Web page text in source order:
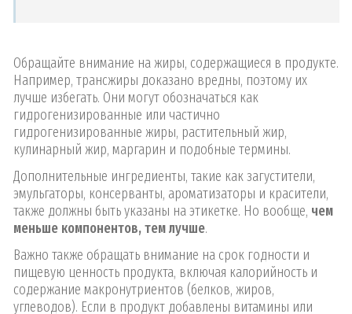
Обращайте внимание на жиры, содержащиеся в продукте.
Например, трансжиры доказано вредны, поэтому их
лучше избегать. Они могут обозначаться как
гидрогенизированные или частично
гидрогенизированные жиры, растительный жир,
кулинарный жир, маргарин и подобные термины.
Дополнительные ингредиенты, такие как загустители,
эмульгаторы, консерванты, ароматизаторы и красители,
также должны быть указаны на этикетке. Но вообще, чем
меньше компонентов, тем лучше.
Важно также обращать внимание на срок годности и
пищевую ценность продукта, включая калорийность и
содержание макронутриентов (белков, жиров,
углеводов). Если в продукт добавлены витамины или